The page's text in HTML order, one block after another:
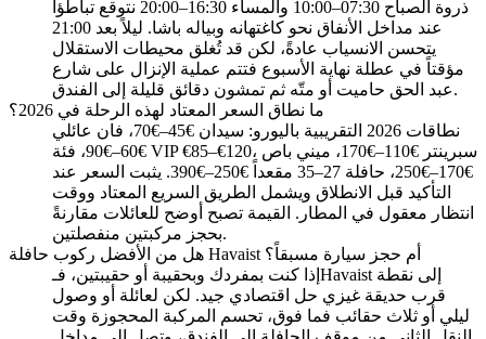
ذروة الصباح 07:30–10:00 والمساء 16:30–20:00 نتوقع تباطؤاً
عند مداخل الأنفاق نحو كاغتهانه وبياله باشا. ليلاً بعد 21:00
يتحسن الانسياب عادةً، لكن قد تُغلق محيطات الاستقلال
مؤقتاً في عطلة نهاية الأسبوع فتتم عملية الإنزال على شارع
عبد الحق حاميت أو متّه ثم تمشون دقائق قليلة إلى الفندق.
ما نطاق السعر المعتاد لهذه الرحلة في 2026؟
نطاقات 2026 التقريبية باليورو: سيدان €45–€70، فان عائلي
€60–€90، فئة VIP €85–€120، سبرينتر €110–€170، ميني باص
€170–€250، حافلة 27–35 مقعداً €250–€390. يثبت السعر عند
التأكيد قبل الانطلاق ويشمل الطريق السريع المعتاد ووقت
انتظار معقول في المطار. القيمة تصبح أوضح للعائلات مقارنةً
بحجز مركبتين منفصلتين.
هل من الأفضل ركوب حافلة Havaist أم حجز سيارة مسبقاً؟
إذا كنت بمفردك وبحقيبة أو حقيبتين، فـHavaist إلى نقطة
قرب حديقة غيزي حل اقتصادي جيد. لكن لعائلة أو وصول
ليلي أو ثلاث حقائب فما فوق، تحسم المركبة المحجوزة وقت